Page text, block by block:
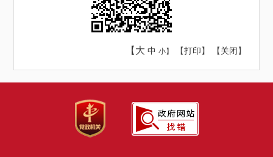
【大 中 小】 【打印 】 【 关闭 】